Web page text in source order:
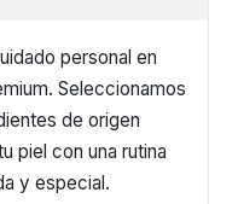
personal en
Seleccionamos
de origen
piel con una rutina
y especial.